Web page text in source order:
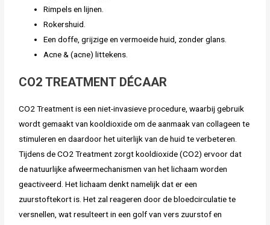
Rimpels en lijnen.
Rokershuid.
Een doffe, grijzige en vermoeide huid, zonder glans.
Acne & (acne) littekens.
CO2 TREATMENT DÉCAAR
CO2 Treatment is een niet-invasieve procedure, waarbij gebruik
wordt gemaakt van kooldioxide om de aanmaak van collageen te
stimuleren en daardoor het uiterlijk van de huid te verbeteren.
Tijdens de CO2 Treatment zorgt kooldioxide (CO2) ervoor dat
de natuurlijke afweermechanismen van het lichaam worden
geactiveerd. Het lichaam denkt namelijk dat er een
zuurstoftekort is. Het zal reageren door de bloedcirculatie te
versnellen, wat resulteert in een golf van vers zuurstof en